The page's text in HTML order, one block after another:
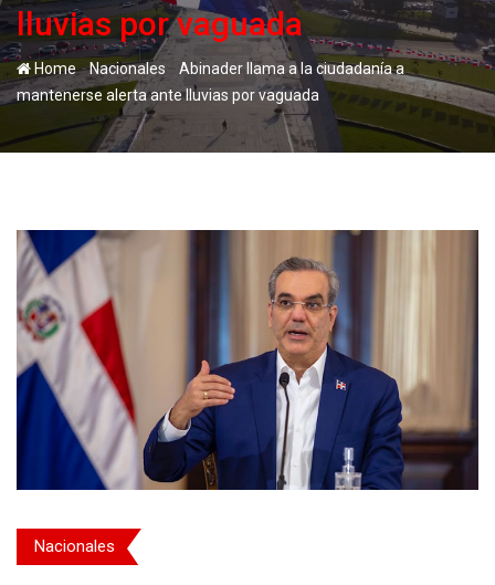
lluvias por vaguada
Home-Nacionales
Abinader llama a la ciudadanía a
mantenerse alerta ante lluvias por vaguada
Nacionales